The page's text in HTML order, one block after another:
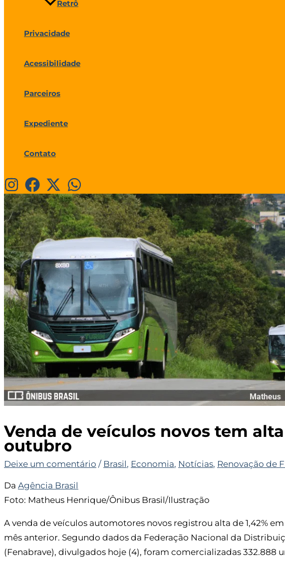
Retrô
Privacidade
Acessibilidade
Parceiros
Expediente
Contato
Venda de veículos novos tem alta
outubro
Deixe um comentário / Brasil, Economia, Notícias, Renovação de
Da Agência Brasil
Foto: Matheus Henrique/Ônibus Brasil/Ilustração
A venda de veículos automotores novos registrou alta de 1,42%
mês anterior. Segundo dados da Federação Nacional da
(Fenabrave), divulgados hoje (4), foram comercializadas 332.888